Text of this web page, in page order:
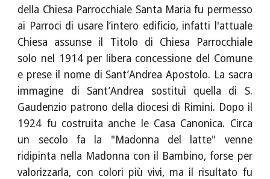
della Chiesa Parrocchiale Santa Maria fu permesso
ai Parroci di usare l’intero edificio, infatti l'attuale
Chiesa assunse il Titolo di Chiesa Parrocchiale
solo nel 1914 per libera concessione del Comune
e prese il nome di Sant’Andrea Apostolo. La sacra
immagine di Sant’Andrea sostituì quella di S.
Gaudenzio patrono della diocesi di Rimini. Dopo il
1924 fu costruita anche le Casa Canonica. Circa
un secolo fa la "Madonna del latte" venne
ridipinta nella Madonna con il Bambino, forse per
valorizzarla, con colori più vivi, ma il risultato fu